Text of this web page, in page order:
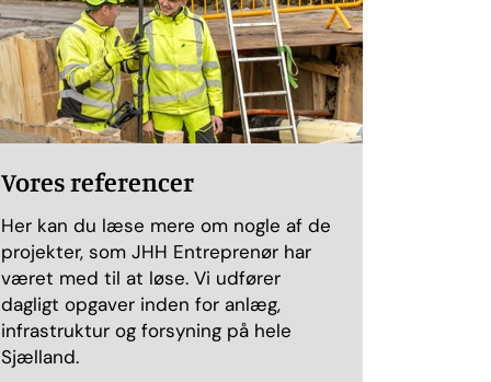
Vores referencer
Her kan du læse mere om nogle af de
projekter, som JHH Entreprenør har
været med til at løse. Vi udfører
dagligt opgaver inden for anlæg,
infrastruktur og forsyning på hele
Sjælland.